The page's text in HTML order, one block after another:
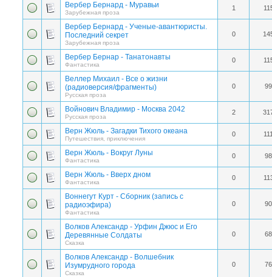
Вербер Бернард - Муравьи
Зарубежная проза
1
Вербер Бернард - Ученые-авантюристы.
Последний секрет
Зарубежная проза
0
Вербер Бернар - Танатонавты
Фантастика
0
Веллер Михаил - Все о жизни
(радиоверсия/фрагменты)
Русская проза
0
Войнович Владимир - Москва 2042
Русская проза
2
Верн Жюль - Загадки Тихого океана
Путешествия, приключения
0
Верн Жюль - Вокруг Луны
Фантастика
0
Верн Жюль - Вверх дном
Фантастика
0
Воннегут Курт - Сборник (запись с
радиоэфира)
Фантастика
0
Волков Александр - Урфин Джюс и Его
Деревянные Cолдаты
Сказка
0
Волков Александр - Волшебник
Изумрудного города
Сказка
0